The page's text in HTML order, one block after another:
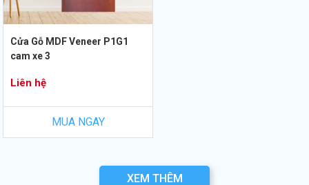
Cửa Gỗ MDF Veneer P1G1
cam xe 3
Liên hệ
MUA NGAY
XEM THÊM